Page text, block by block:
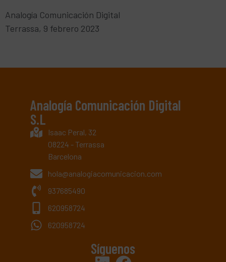
Analogía Comunicación Digital
Terrassa, 9 febrero 2023
Analogía Comunicación Digital
S.L
Isaac Peral, 32
08224 - Terrassa
Barcelona
hola@analogiacomunicacion.com
937685490
620958724
620958724
Síguenos